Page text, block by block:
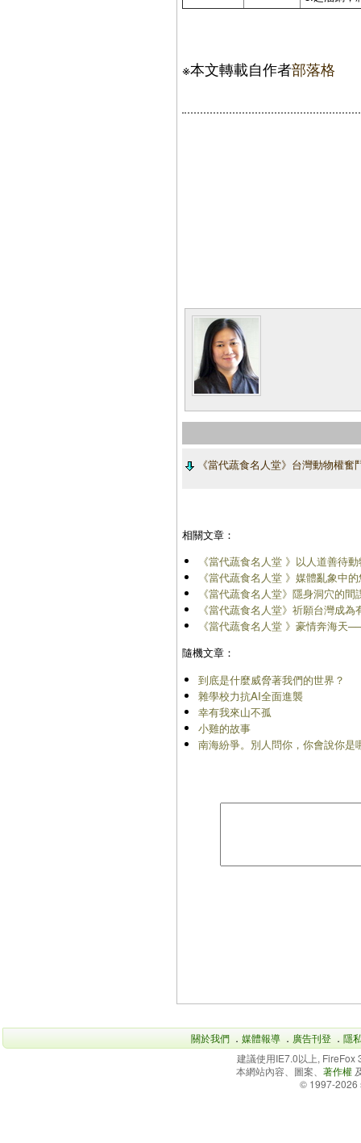
※本文轉載自作者部落格
《當代蔬食名人堂》台灣動物權奮
相關文章：
《當代蔬食名人堂 》以人道善待
《當代蔬食名人堂 》媒體亂象中
《當代蔬食名人堂》隱身洞穴的
《當代蔬食名人堂》祈願台灣成
《當代蔬食名人堂 》豪情奔海天
隨機文章：
到底是什麼威脅著我們的世界？
雜學校力抗AI全面進襲
幸有我來山不孤
小雞的故事
南海紛爭。別人問你，你會說你
關於我們 ． 媒體報導 ． 廣告刊登 ． 隱
建議使用IE7.0以上,
本網站內容、圖案、 著作權
© 1997-2026